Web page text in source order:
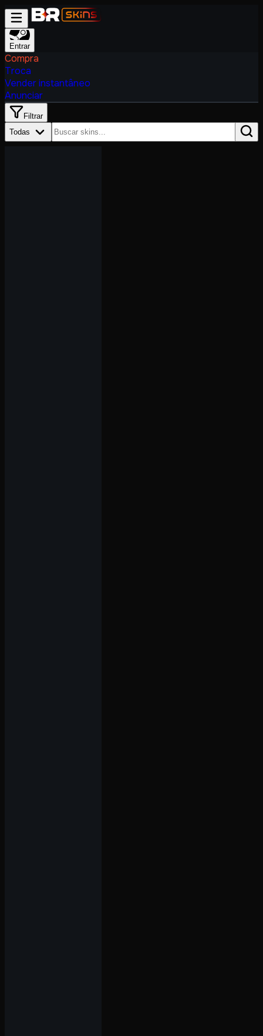
Entrar
Compra
Troca
Vender instantâneo
Anunciar
Filtrar
Todas